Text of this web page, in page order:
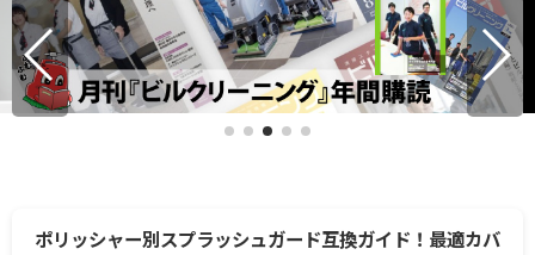
ポリッシャー別スプラッシュガード互換ガイド！最適カバ